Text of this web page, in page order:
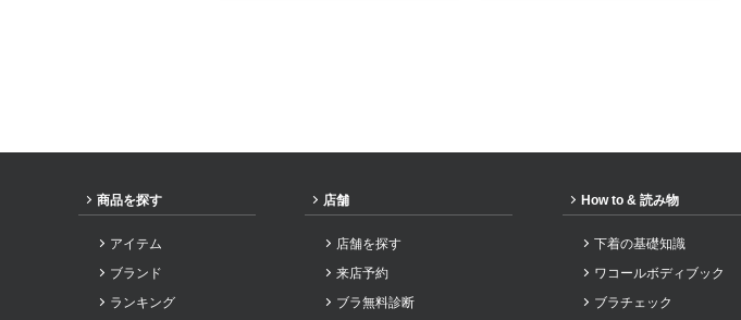
2024年2月
2024年1月
2023年12月
2023年11月
商品を探す
アイテム
ブランド
ランキング
店舗
店舗を探す
来店予約
ブラ無料診断
How to & 読み物
下着の基礎知識
ワコールボディブック
ブラチェック